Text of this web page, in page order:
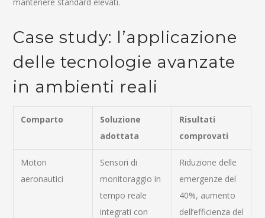
Case study: l’applicazione
delle tecnologie avanzate
in ambienti reali
Comparto
Soluzione
adottata
Risultati
comprovati
Motori
aeronautici
Sensori di
monitoraggio in
tempo reale
integrati con
Riduzione delle
emergenze del
40%, aumento
dell’efficienza del